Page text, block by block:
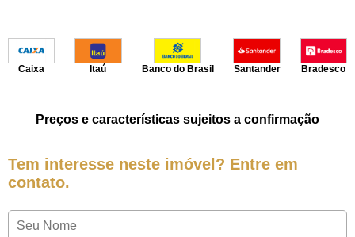
Caixa Itaú Banco do Brasil Santander Bradesco
Preços e características sujeitos a confirmação
Tem interesse neste imóvel? Entre em
contato.